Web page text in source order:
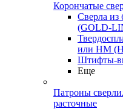
Корончатые
Сверла из
(GOLD-
или HM
Штифты-
Еще
Патроны
расточные